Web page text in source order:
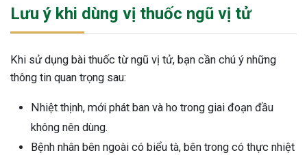
Lưu ý khi dùng vị thuốc ngũ vị tử
Khi sử dụng bài thuốc từ ngũ vị tử, bạn cần chú ý những
thông tin quan trọng sau:
Nhiệt thịnh, mới phát ban và ho trong giai đoạn đầu
không nên dùng.
Bệnh nhân bên ngoài có biểu tà, bên trong có thực nhiệt